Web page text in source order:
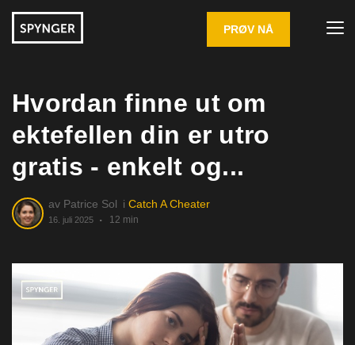
PRØV NÅ
Hvordan finne ut om
ektefellen din er utro
gratis - enkelt og...
av Patrice Sol i Catch A Cheater
16. juli 2025 12 min